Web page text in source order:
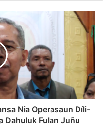
Nia Operasaun Díli-
Dahuluk Fulan Juñu